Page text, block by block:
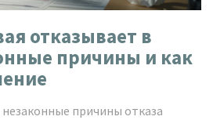
отказывает в
причины и как
причины отказа